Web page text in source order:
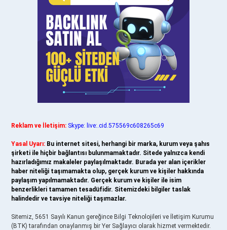
Reklam ve İletişim: Skype: live:.cid.575569c608265c69
Yasal Uyarı: Bu internet sitesi, herhangi bir marka, kurum veya şahıs
şirketi ile hiçbir bağlantısı bulunmamaktadır. Sitede yalnızca kendi
hazırladığımız makaleler paylaşılmaktadır. Burada yer alan içerikler
haber niteliği taşımamakta olup, gerçek kurum ve kişiler hakkında
paylaşım yapılmamaktadır. Gerçek kurum ve kişiler ile isim
benzerlikleri tamamen tesadüfidir. Sitemizdeki bilgiler taslak
halindedir ve tavsiye niteliği taşımazlar.
Sitemiz, 5651 Sayılı Kanun gereğince Bilgi Teknolojileri ve İletişim Kurumu
(BTK) tarafından onaylanmış bir Yer Sağlayıcı olarak hizmet vermektedir.